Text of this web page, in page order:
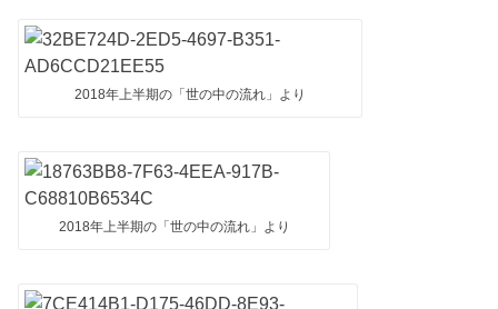
2018年上半期の「世の中の流れ」より
2018年上半期の「世の中の流れ」より